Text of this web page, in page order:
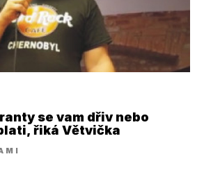
se vam dřiv nebo
řiká Větvička